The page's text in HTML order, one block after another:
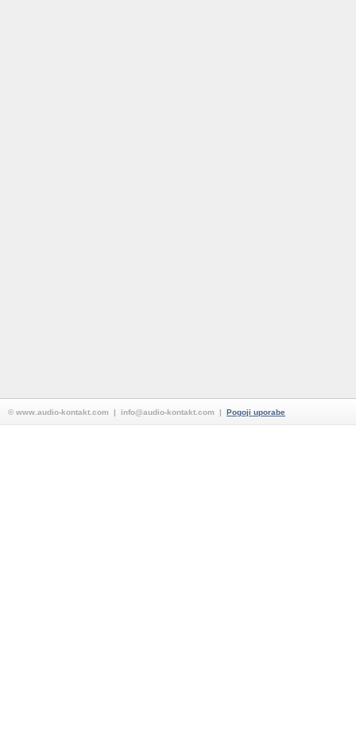
© www.audio-kontakt.com | info@audio-kontakt.com | Pogoji uporabe